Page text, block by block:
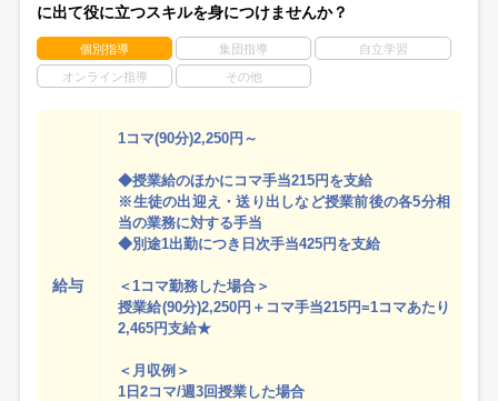
に出て役に立つスキルを身につけませんか？
個別指導 集団指導 自立学習
オンライン指導 その他
給与
1コマ(90分)2,250円～
◆授業給のほかにコマ手当215円を支給
※生徒の出迎え・送り出しなど授業前後の各5分相
当の業務に対する手当
◆別途1出勤につき日次手当425円を支給
＜1コマ勤務した場合＞
授業給(90分)2,250円＋コマ手当215円=1コマあたり
2,465円支給★
＜月収例＞
1日2コマ/週3回授業した場合